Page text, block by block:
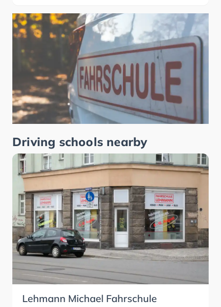
Driving schools nearby
Lehmann Michael Fahrschule